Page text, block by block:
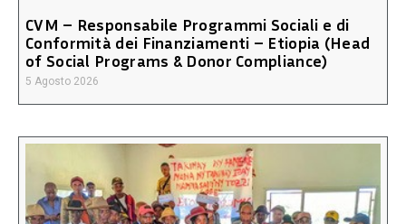
CVM – Responsabile Programmi Sociali e di
Conformità dei Finanziamenti – Etiopia (Head
of Social Programs & Donor Compliance)
5 Agosto 2026